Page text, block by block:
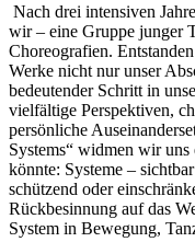
Nach drei intensiven
wir – eine Gruppe junger
Choreografien.
Werke nicht nur unser
bedeutender Schritt in
vielfältige Perspektiven,
persönliche
Systems“ widmen wir
könnte: Systeme –
schützend oder
Rückbesinnung auf das
System in Bewegung,